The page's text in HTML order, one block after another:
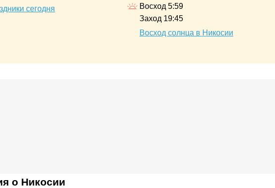
сегодня
Восход 5:59
Заход 19:45
Восход солнца в Никосии
о Никосии